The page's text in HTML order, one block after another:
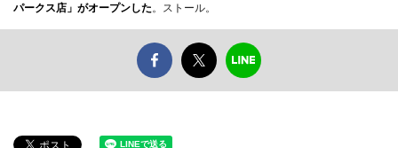
パークス店」がオープンした。ストール。